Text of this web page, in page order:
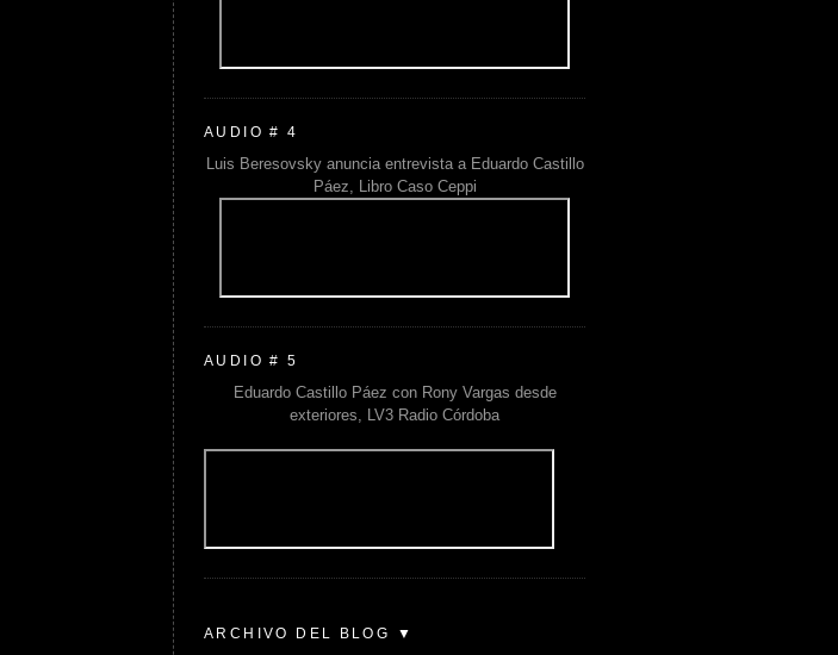
AUDIO # 4
Luis Beresovsky anuncia entrevista a Eduardo Castillo
Páez, Libro Caso Ceppi
AUDIO # 5
Eduardo Castillo Páez con Rony Vargas desde
exteriores, LV3 Radio Córdoba
ARCHIVO DEL BLOG ▼